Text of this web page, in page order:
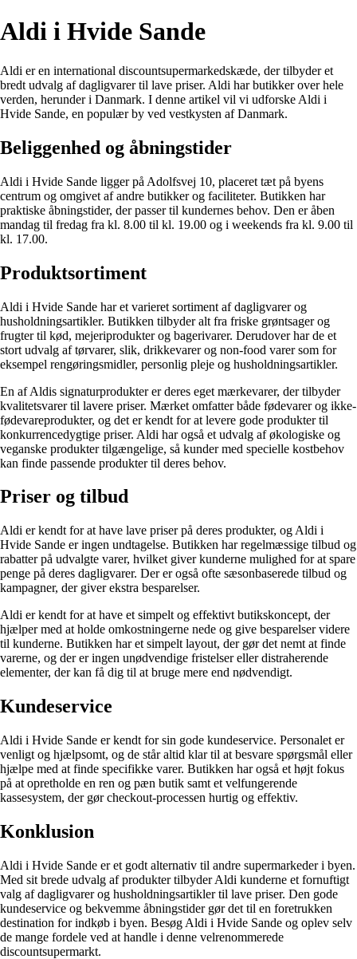
Aldi i Hvide Sande
Aldi er en international discountsupermarkedskæde, der tilbyder et
bredt udvalg af dagligvarer til lave priser. Aldi har butikker over hele
verden, herunder i Danmark. I denne artikel vil vi udforske Aldi i
Hvide Sande, en populær by ved vestkysten af ​​Danmark.
Beliggenhed og åbningstider
Aldi i Hvide Sande ligger på Adolfsvej 10, placeret tæt på byens
centrum og omgivet af andre butikker og faciliteter. Butikken har
praktiske åbningstider, der passer til kundernes behov. Den er åben
mandag til fredag fra kl. 8.00 til kl. 19.00 og i weekends fra kl. 9.00 til
kl. 17.00.
Produktsortiment
Aldi i Hvide Sande har et varieret sortiment af dagligvarer og
husholdningsartikler. Butikken tilbyder alt fra friske grøntsager og
frugter til kød, mejeriprodukter og bagerivarer. Derudover har de et
stort udvalg af tørvarer, slik, drikkevarer og non-food varer som for
eksempel rengøringsmidler, personlig pleje og husholdningsartikler.
En af Aldis signaturprodukter er deres eget mærkevarer, der tilbyder
kvalitetsvarer til lavere priser. Mærket omfatter både fødevarer og ikke-
fødevareprodukter, og det er kendt for at levere gode produkter til
konkurrencedygtige priser. Aldi har også et udvalg af økologiske og
veganske produkter tilgængelige, så kunder med specielle kostbehov
kan finde passende produkter til deres behov.
Priser og tilbud
Aldi er kendt for at have lave priser på deres produkter, og Aldi i
Hvide Sande er ingen undtagelse. Butikken har regelmæssige tilbud og
rabatter på udvalgte varer, hvilket giver kunderne mulighed for at spare
penge på deres dagligvarer. Der er også ofte sæsonbaserede tilbud og
kampagner, der giver ekstra besparelser.
Aldi er kendt for at have et simpelt og effektivt butikskoncept, der
hjælper med at holde omkostningerne nede og give besparelser videre
til kunderne. Butikken har et simpelt layout, der gør det nemt at finde
varerne, og der er ingen unødvendige fristelser eller distraherende
elementer, der kan få dig til at bruge mere end nødvendigt.
Kundeservice
Aldi i Hvide Sande er kendt for sin gode kundeservice. Personalet er
venligt og hjælpsomt, og de står altid klar til at besvare spørgsmål eller
hjælpe med at finde specifikke varer. Butikken har også et højt fokus
på at opretholde en ren og pæn butik samt et velfungerende
kassesystem, der gør checkout-processen hurtig og effektiv.
Konklusion
Aldi i Hvide Sande er et godt alternativ til andre supermarkeder i byen.
Med sit brede udvalg af produkter tilbyder Aldi kunderne et fornuftigt
valg af dagligvarer og husholdningsartikler til lave priser. Den gode
kundeservice og bekvemme åbningstider gør det til en foretrukken
destination for indkøb i byen. Besøg Aldi i Hvide Sande og oplev selv
de mange fordele ved at handle i denne velrenommerede
discountsupermarkt.